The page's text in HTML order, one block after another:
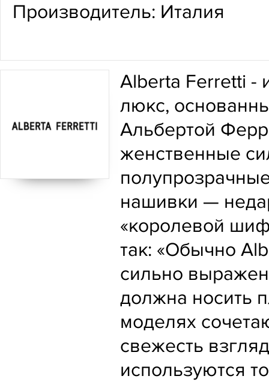
Производитель: Италия
Alberta Ferretti -
люкс,
Альбертой
женственные
нашивки —
«королевой
так: «Обычно
сильно
должна носить
моделях
свежесть
используются